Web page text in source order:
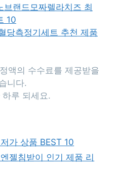
브랜드모짜렐라치즈 최
10
당측정기세트 추천 제품
액의 수수료를 제공받을
니다.
루 되세요.
가 상품 BEST 10
젤침받이 인기 제품 리